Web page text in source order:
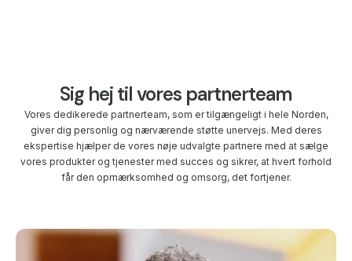
Sig hej til vores partnerteam
Vores dedikerede partnerteam, som er tilgængeligt i hele Norden,
giver dig personlig og nærværende støtte unervejs. Med deres
ekspertise hjælper de vores nøje udvalgte partnere med at sælge
vores produkter og tjenester med succes og sikrer, at hvert forhold
får den opmærksomhed og omsorg, det fortjener.